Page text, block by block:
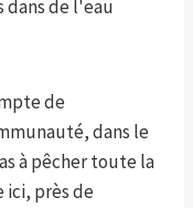
de l'eau
de
dans le
à pêcher toute la
ici, près de